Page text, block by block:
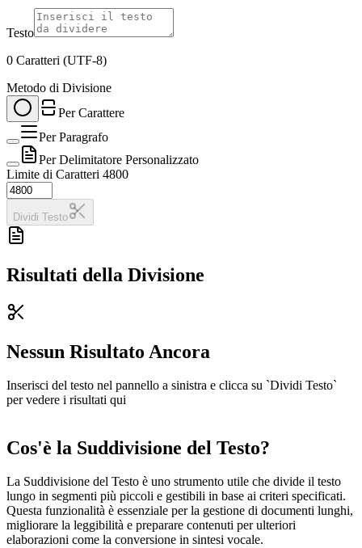
Testo
0 Caratteri (UTF-8)
Metodo di Divisione
Per Carattere
Per Paragrafo
Per Delimitatore Personalizzato
Limite di Caratteri 4800
Dividi Testo
Risultati della Divisione
Nessun Risultato Ancora
Inserisci del testo nel pannello a sinistra e clicca su `Dividi Testo`
per vedere i risultati qui
Cos'è la Suddivisione del Testo?
La Suddivisione del Testo è uno strumento utile che divide il testo
lungo in segmenti più piccoli e gestibili in base ai criteri specificati.
Questa funzionalità è essenziale per la gestione di documenti lunghi,
migliorare la leggibilità e preparare contenuti per ulteriori
elaborazioni come la conversione in sintesi vocale.